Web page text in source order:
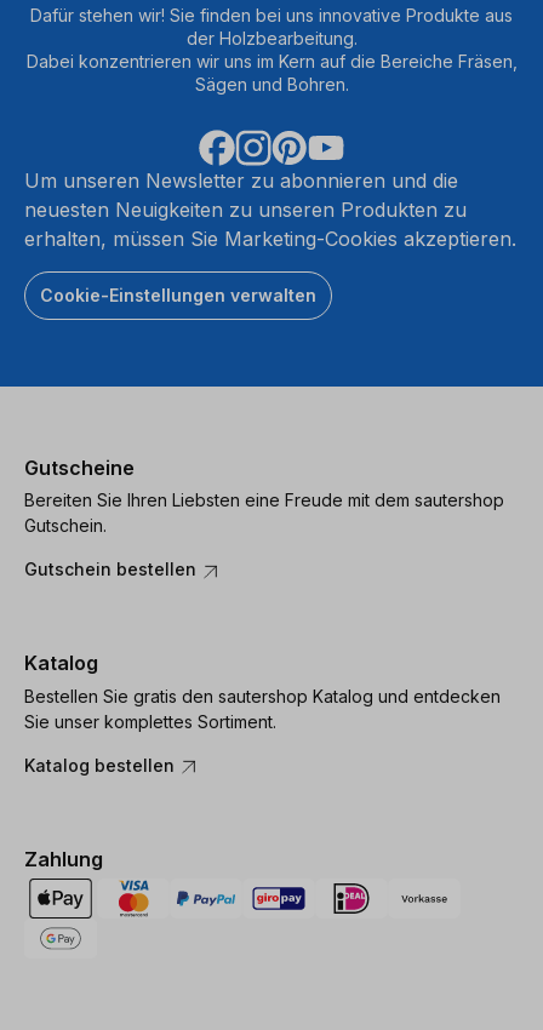
Dafür stehen wir! Sie finden bei uns innovative Produkte aus
der Holzbearbeitung.
Dabei konzentrieren wir uns im Kern auf die Bereiche Fräsen,
Sägen und Bohren.
Um unseren Newsletter zu abonnieren und die
neuesten Neuigkeiten zu unseren Produkten zu
erhalten, müssen Sie Marketing-Cookies akzeptieren.
Cookie-Einstellungen verwalten
Gutscheine
Bereiten Sie Ihren Liebsten eine Freude mit dem sautershop
Gutschein.
Gutschein bestellen
Katalog
Bestellen Sie gratis den sautershop Katalog und entdecken
Sie unser komplettes Sortiment.
Katalog bestellen
Zahlung